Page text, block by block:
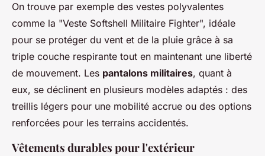
On trouve par exemple des vestes polyvalentes
comme la "Veste Softshell Militaire Fighter", idéale
pour se protéger du vent et de la pluie grâce à sa
triple couche respirante tout en maintenant une liberté
de mouvement. Les pantalons militaires, quant à
eux, se déclinent en plusieurs modèles adaptés : des
treillis légers pour une mobilité accrue ou des options
renforcées pour les terrains accidentés.
Vêtements durables pour l'extérieur